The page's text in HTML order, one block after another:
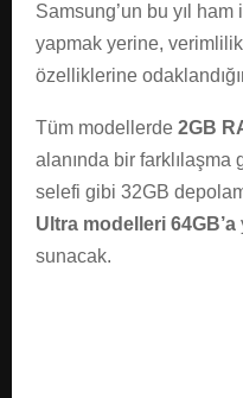
Samsung’un bu yıl
yapmak yerine,
özelliklerine
Tüm modellerde 2GB
alanında bir farklılaşma
selefi gibi 32GB
Ultra modelleri 64GB’a
sunacak.